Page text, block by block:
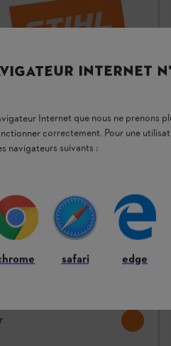
STIHL en silicone
INTERNET
Internet que nous ne prenons
correctement. Pour une
navigateurs suivants :
safari edge